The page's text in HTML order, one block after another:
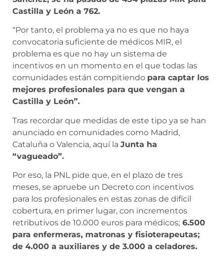
Castilla y León a 762.
“Por tanto, el problema ya no es que no haya
convocatoria suficiente de médicos MIR, el
problema es que no hay un sistema de
incentivos en un momento en el que todas las
comunidades están compitiendo para captar los
mejores profesionales para que vengan a
Castilla y León”.
Tras recordar que medidas de este tipo ya se han
anunciado en comunidades como Madrid,
Cataluña o Valencia, aquí la Junta ha
“vagueado”.
Por eso, la PNL pide que, en el plazo de tres
meses, se apruebe un Decreto con incentivos
para los profesionales en estas zonas de difícil
cobertura, en primer lugar, con incrementos
retributivos de 10.000 euros para médicos; 6.500
para enfermeras, matronas y fisioterapeutas;
de 4.000 a auxiliares y de 3.000 a celadores.